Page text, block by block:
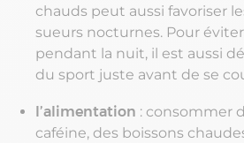
chauds peut aussi favoriser
sueurs nocturnes. Pour
pendant la nuit, il est aussi
du sport juste avant de se
l’alimentation : consommer
caféine, des boissons